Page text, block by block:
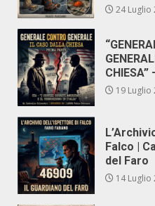
24 Luglio
19 Luglio
Falco |
del Faro
14 Luglio